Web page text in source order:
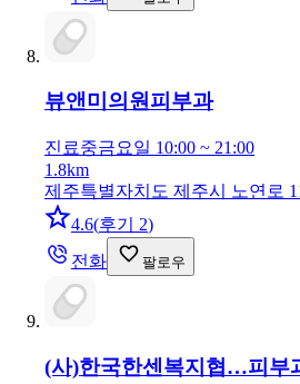
뷰앤미의원피부과
진료중금요일 10:00 ~ 21:00
1.8km
제주특별자치도 제주시 노연로
4.6(후기 2)
전화
팔로우
(사)한국한센복지협…피부